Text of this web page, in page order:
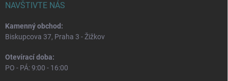
NAVŠTIVTE NÁS
Kamenný obchod:
Biskupcova 37, Praha 3 - Žižkov
Otevírací doba:
PO - PÁ: 9:00 - 16:00